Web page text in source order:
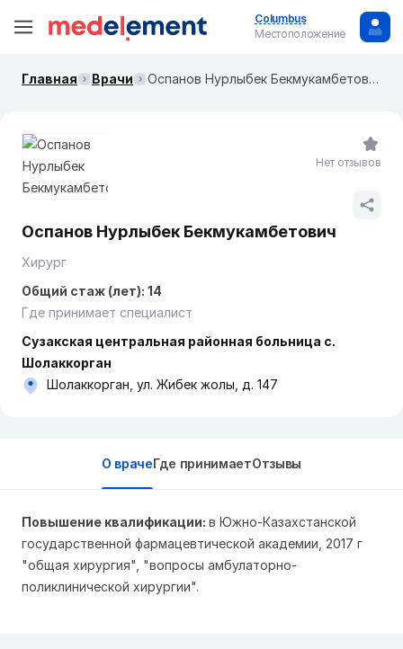
Columbus
Местоположение
Главная Врачи Оспанов Нурлыбек Бекмукамбетович
Оспанов Нурлыбек Бекмукамбетович
Хирург
Общий стаж (лет): 14
Где принимает специалист
Сузакская центральная районная больница с.
Шолаккорган
Шолаккорган, ул. Жибек жолы, д. 147
Нет отзывов
О врачеГде принимаетОтзывы
Повышение квалификации: в Южно-Казахстанской
государственной фармацевтической академии, 2017 г
"общая хирургия", "вопросы амбулаторно-
поликлинической хирургии".